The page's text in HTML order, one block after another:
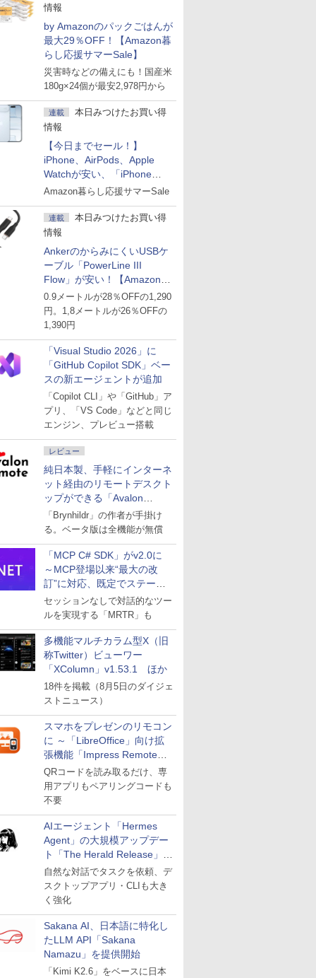
情報
by Amazonのパックごはんが
最大29％OFF！【Amazon暮
らし応援サマーSale】
災害時などの備えにも！国産米
180g×24個が最安2,978円から
連載
本日みつけたお買い得
情報
【今日までセール！】
iPhone、AirPods、Apple
Watchが安い、「iPhone
Air」256GB版が139,800円な
Amazon暮らし応援サマーSale
連載
本日みつけたお買い得
情報
AnkerのからみにくいUSBケ
ーブル「PowerLine III
Flow」が安い！【Amazon暮
らし応援サマーSale】
0.9メートルが28％OFFの1,290
円。1,8メートルが26％OFFの
1,390円
「Visual Studio 2026」に
「GitHub Copilot SDK」ベー
スの新エージェントが追加
「Copilot CLI」や「GitHub」ア
プリ、「VS Code」などと同じ
エンジン、プレビュー搭載
レビュー
純日本製、手軽にインターネ
ット経由のリモートデスクト
ップができる「Avalon
remote」
「Brynhildr」の作者が手掛け
る。ベータ版は全機能が無償
「MCP C# SDK」がv2.0に
～MCP登場以来“最大の改
訂”に対応、既定でステート
レスへ
セッションなしで対話的なツー
ルを実現する「MRTR」も
多機能マルチカラム型X（旧
称Twitter）ビューワー
「XColumn」v1.53.1 ほか
18件を掲載（8月5日のダイジェ
ストニュース）
スマホをプレゼンのリモコン
に ～「LibreOffice」向け拡
張機能「Impress Remote」
が公開
QRコードを読み取るだけ、専
用アプリもペアリングコードも
不要
AIエージェント「Hermes
Agent」の大規模アップデー
ト「The Herald Release」が
公開
自然な対話でタスクを依頼、デ
スクトップアプリ・CLIも大き
く強化
Sakana AI、日本語に特化し
たLLM API「Sakana
Namazu」を提供開始
「Kimi K2.6」をベースに日本